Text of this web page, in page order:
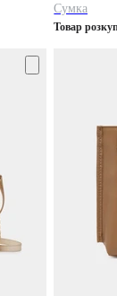
Сумка
Товар